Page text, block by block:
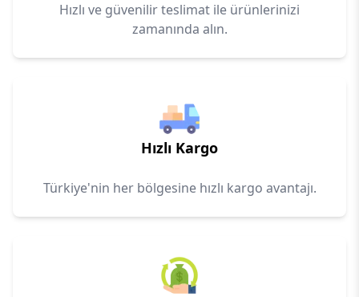
Hızlı ve güvenilir teslimat ile ürünlerinizi
zamanında alın.
Hızlı Kargo
Türkiye'nin her bölgesine hızlı kargo avantajı.